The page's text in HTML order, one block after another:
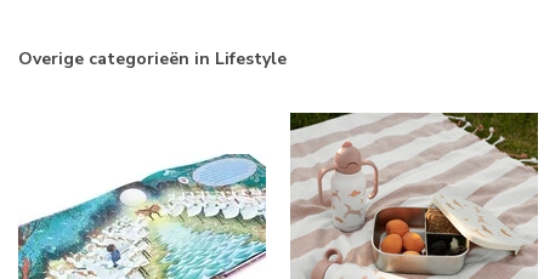
Overige categorieën in Lifestyle